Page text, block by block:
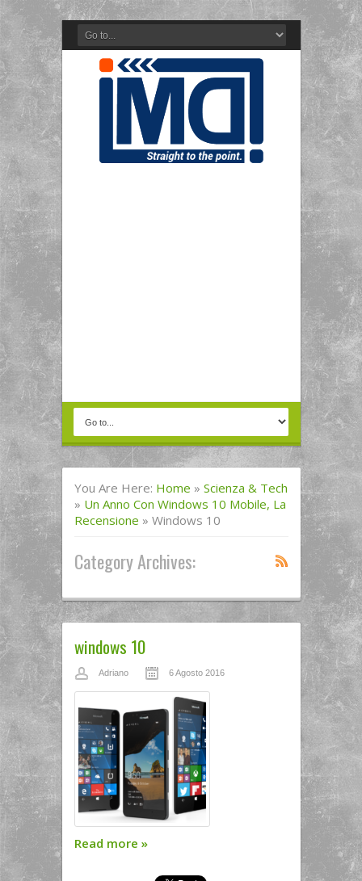
You Are Here: Home » Scienza & Tech
» Un Anno Con Windows 10 Mobile, La
Recensione » Windows 10
Category Archives:
windows 10
Adriano 6 Agosto 2016
Read more »